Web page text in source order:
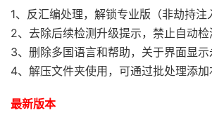
1、反汇编处理，解锁专业版（非劫持注
2、去除后续检测升级提示，禁止自动检
3、删除多国语言和帮助，关于界面显
4、解压文件夹使用，可通过批处理添
最新版本